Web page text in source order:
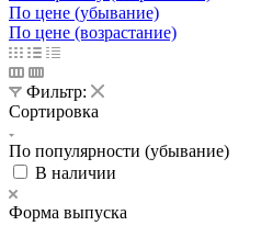
По цене (убывание)
По цене (возрастание)
Фильтр:
Сортировка
По популярности (убывание)
В наличии
Форма выпуска